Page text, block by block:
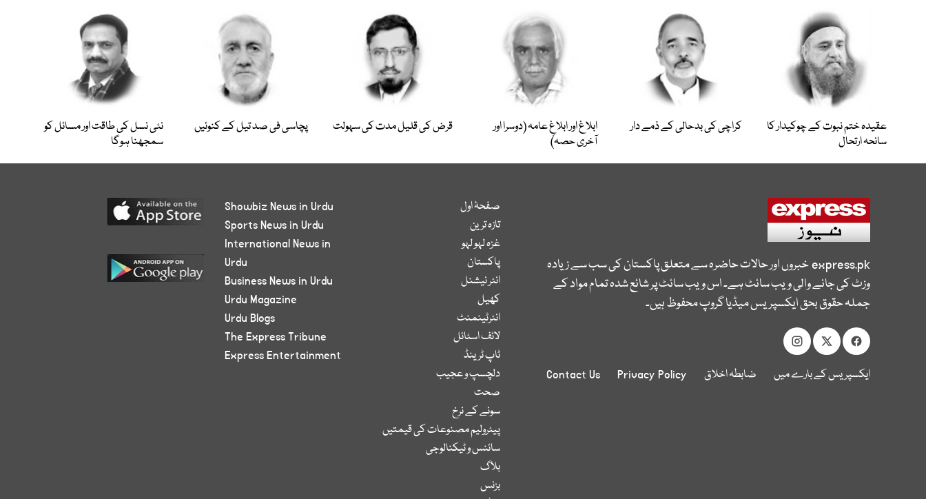
عقیدہ ختم نبوت کے چوکیدار کا
سانحہ ارتحال
کراچی کی بدحالی کے ذمے دار
ابلاغ اور ابلاغِ عامہ (دوسرا اور
آخری حصہ)
قرض کی قلیل مدت کی سہولت پچاسی فی صد تیل کے کنوئیں
نئی نسل کی طاقت اور مسائل کو
سمجھنا ہوگا
express.pkخبروں اور حالات حاضرہ سے متعلق پاکستان کی سب سے زیادہ
وزٹ کی جانے والی ویب سائٹ ہے۔ اس ویب سائٹ پر شائع شدہ تمام مواد کے
جملہ حقوق بحق ایکسپریس میڈیا گروپ محفوظ ہیں۔
ایکسپریس کے بارے میں ضابطہ اخلاق Privacy Policy
Contact Us
صفحۂ اول
تازہ ترین
غزہ لہو لہو
پاکستان
انٹر نیشنل
کھیل
انٹرٹینمنٹ
لائف اسٹائل
ٹاپ ٹرینڈ
دلچسپ و عجیب
صحت
سونے کے نرخ
پیٹرولیم مصنوعات کی قیمتیں
سائنس و ٹیکنالوجی
بلاگ
بزنس
Showbiz News in Urdu
Sports News in Urdu
International News in
Urdu
Business News in Urdu
Urdu Magazine
Urdu Blogs
The Express Tribune
Express Entertainment